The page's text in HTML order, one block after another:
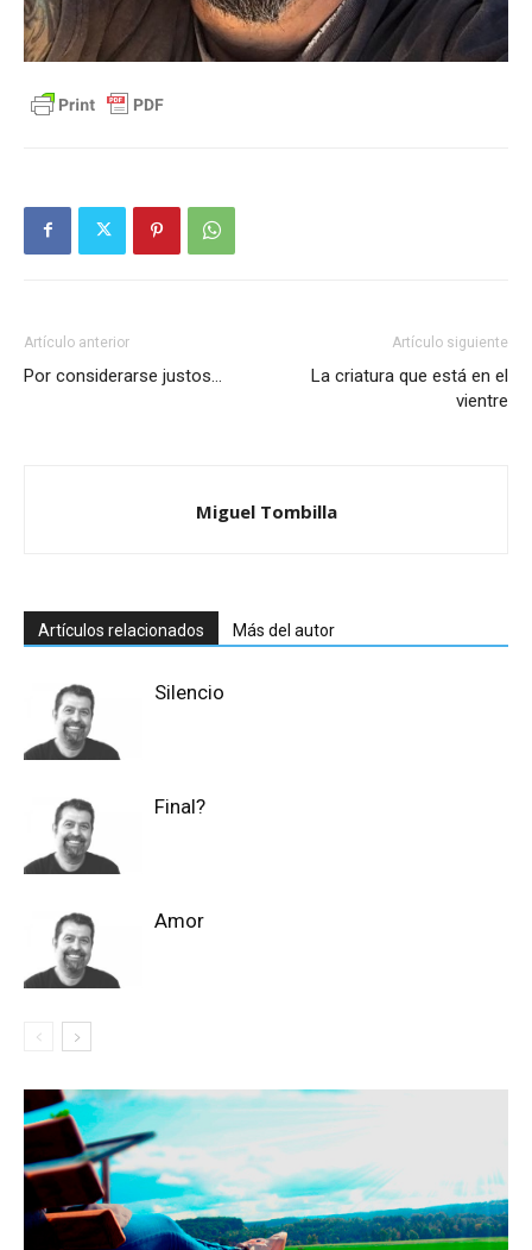
Artículo anterior
Por considerarse justos…
Artículo siguiente
La criatura que está en el
vientre
Miguel Tombilla
Artículos relacionados Más del autor
Silencio
Final?
Amor